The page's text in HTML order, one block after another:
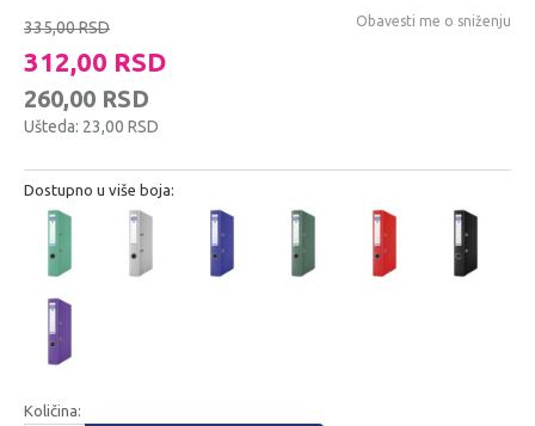
335,00RSD
312,00 RSD
260,00 RSD
Ušteda: 23,00 RSD
Obavesti me o sniženju
Dostupno u više boja:
Količina: